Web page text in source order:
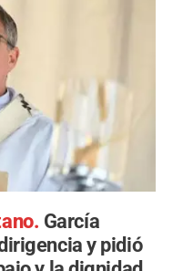
García
y pidió